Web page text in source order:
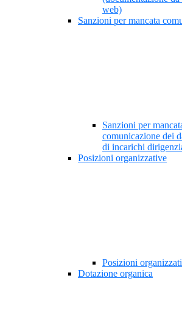
web)
Sanzioni per mancata
Sanzioni per
comunicazione dei
di incarichi
Posizioni organizzative
Posizioni
Dotazione organica